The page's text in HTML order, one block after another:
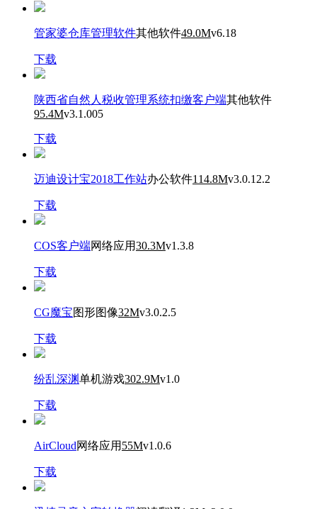
管家婆仓库管理软件其他软件49.0Mv6.18
下载
陕西省自然人税收管理系统扣缴客户端其他软件
95.4Mv3.1.005
下载
迈迪设计宝2018工作站办公软件114.8Mv3.0.12.2
下载
COS客户端网络应用30.3Mv1.3.8
下载
CG魔宝图形图像32Mv3.0.2.5
下载
纷乱深渊单机游戏302.9Mv1.0
下载
AirCloud网络应用 55Mv1.0.6
下载